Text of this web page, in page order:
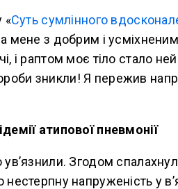
«Суть сумлінного
мене з добрим і
і раптом моє тіло стало
зникли! Я пережив
атипової пневмонії
Згодом
напруженість у